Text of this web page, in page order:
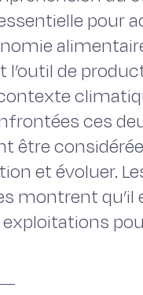
pour
de
ces
être
et évoluer.
montrent qu’il